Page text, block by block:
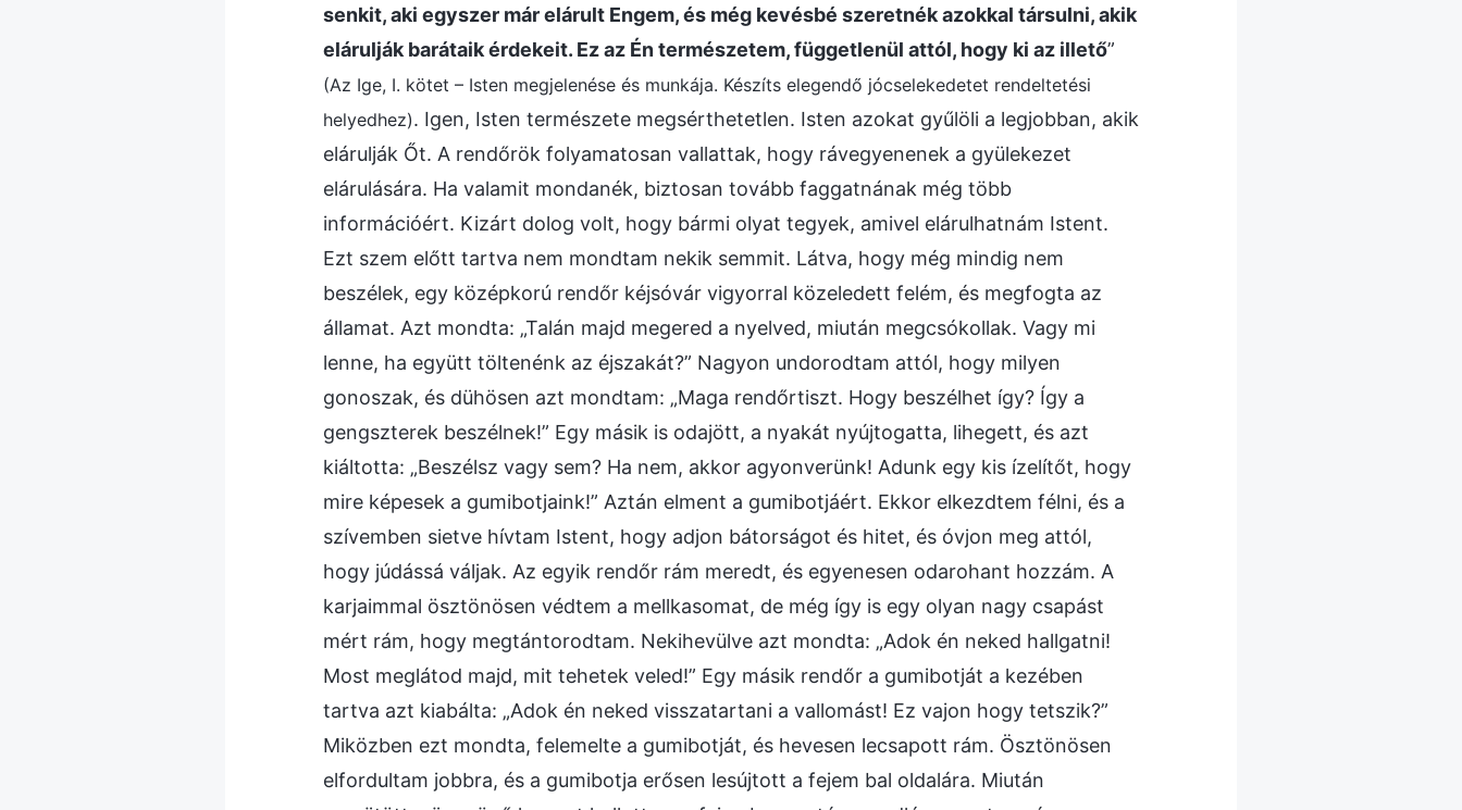
senkit, aki egyszer már elárult Engem, és még kevésbé szeretnék azokkal társulni, akik
elárulják barátaik érdekeit. Ez az Én természetem, függetlenül attól, hogy ki az illető”
(Az Ige, I. kötet – Isten megjelenése és munkája. Készíts elegendő jócselekedetet rendeltetési
helyedhez). Igen, Isten természete megsérthetetlen. Isten azokat gyűlöli a legjobban, akik
elárulják Őt. A rendőrök folyamatosan vallattak, hogy rávegyenenek a gyülekezet
elárulására. Ha valamit mondanék, biztosan tovább faggatnának még több
információért. Kizárt dolog volt, hogy bármi olyat tegyek, amivel elárulhatnám Istent.
Ezt szem előtt tartva nem mondtam nekik semmit. Látva, hogy még mindig nem
beszélek, egy középkorú rendőr kéjsóvár vigyorral közeledett felém, és megfogta az
államat. Azt mondta: „Talán majd megered a nyelved, miután megcsókollak. Vagy mi
lenne, ha együtt töltenénk az éjszakát?” Nagyon undorodtam attól, hogy milyen
gonoszak, és dühösen azt mondtam: „Maga rendőrtiszt. Hogy beszélhet így? Így a
gengszterek beszélnek!” Egy másik is odajött, a nyakát nyújtogatta, lihegett, és azt
kiáltotta: „Beszélsz vagy sem? Ha nem, akkor agyonverünk! Adunk egy kis ízelítőt, hogy
mire képesek a gumibotjaink!” Aztán elment a gumibotjáért. Ekkor elkezdtem félni, és a
szívemben sietve hívtam Istent, hogy adjon bátorságot és hitet, és óvjon meg attól,
hogy júdássá váljak. Az egyik rendőr rám meredt, és egyenesen odarohant hozzám. A
karjaimmal ösztönösen védtem a mellkasomat, de még így is egy olyan nagy csapást
mért rám, hogy megtántorodtam. Nekihevülve azt mondta: „Adok én neked hallgatni!
Most meglátod majd, mit tehetek veled!” Egy másik rendőr a gumibotját a kezében
tartva azt kiabálta: „Adok én neked visszatartani a vallomást! Ez vajon hogy tetszik?”
Miközben ezt mondta, felemelte a gumibotját, és hevesen lecsapott rám. Ösztönösen
elfordultam jobbra, és a gumibotja erősen lesújtott a fejem bal oldalára. Miután